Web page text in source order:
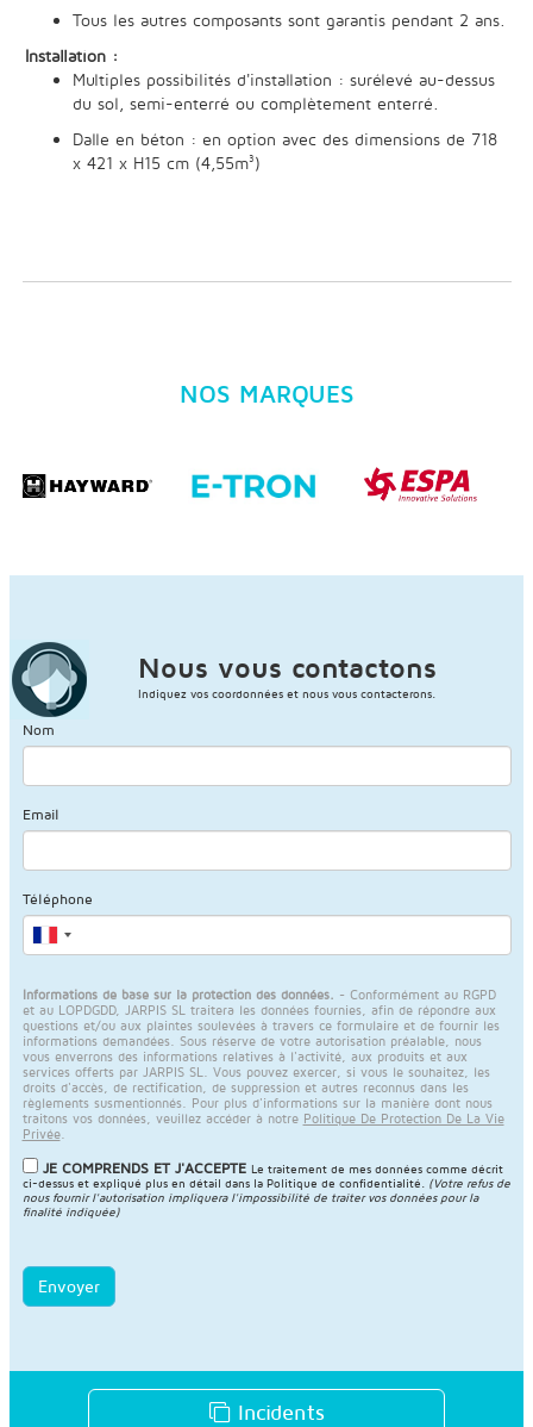
Tous les autres composants sont garantis pendant 2 ans.
Installation :
Multiples possibilités d'installation : surélevé au-dessus
du sol, semi-enterré ou complètement enterré.
Dalle en béton : en option avec des dimensions de 718
x 421 x H15 cm (4,55m³)
NOS MARQUES
Nous vous contactons
Indiquez vos coordonnées et nous vous contacterons.
Nom
Email
Téléphone
Informations de base sur la protection des données.
- Conformément au RGPD
et au LOPDGDD, JARPIS SL traitera les données fournies, afin de répondre aux
questions et/ou aux plaintes soulevées à travers ce formulaire et de fournir les
informations demandées. Sous réserve de votre autorisation préalable, nous
vous enverrons des informations relatives à l'activité, aux produits et aux
services offerts par JARPIS SL. Vous pouvez exercer, si vous le souhaitez, les
droits d'accès, de rectification, de suppression et autres reconnus dans les
règlements susmentionnés. Pour plus d'informations sur la manière dont nous
traitons vos données, veuillez accéder à notre Politique De Protection De La Vie
Privée.
JE COMPRENDS ET J'ACCEPTE Le traitement de mes données comme décrit
ci-dessus et expliqué plus en détail dans la Politique de confidentialité
(Votre refus de
nous fournir l'autorisation impliquera l'impossibilité de traiter vos données pour la
finalité indiquée)
Envoyer
Incidents